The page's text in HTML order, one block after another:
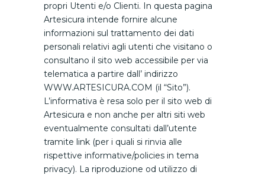
propri Utenti e/o Clienti. In questa pagina
Artesicura intende fornire alcune
informazioni sul trattamento dei dati
personali relativi agli utenti che visitano o
consultano il sito web accessibile per via
telematica a partire dall’ indirizzo
WWW.ARTESICURA.COM (il “Sito”).
L’informativa è resa solo per il sito web di
Artesicura e non anche per altri siti web
eventualmente consultati dall’utente
tramite link (per i quali si rinvia alle
rispettive informative/policies in tema
privacy). La riproduzione od utilizzo di